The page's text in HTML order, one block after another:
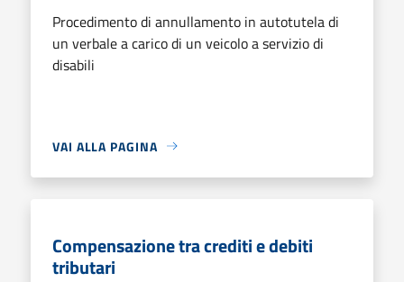
Procedimento di annullamento in autotutela di
un verbale a carico di un veicolo a servizio di
disabili
VAI ALLA PAGINA
Compensazione tra crediti e debiti
tributari